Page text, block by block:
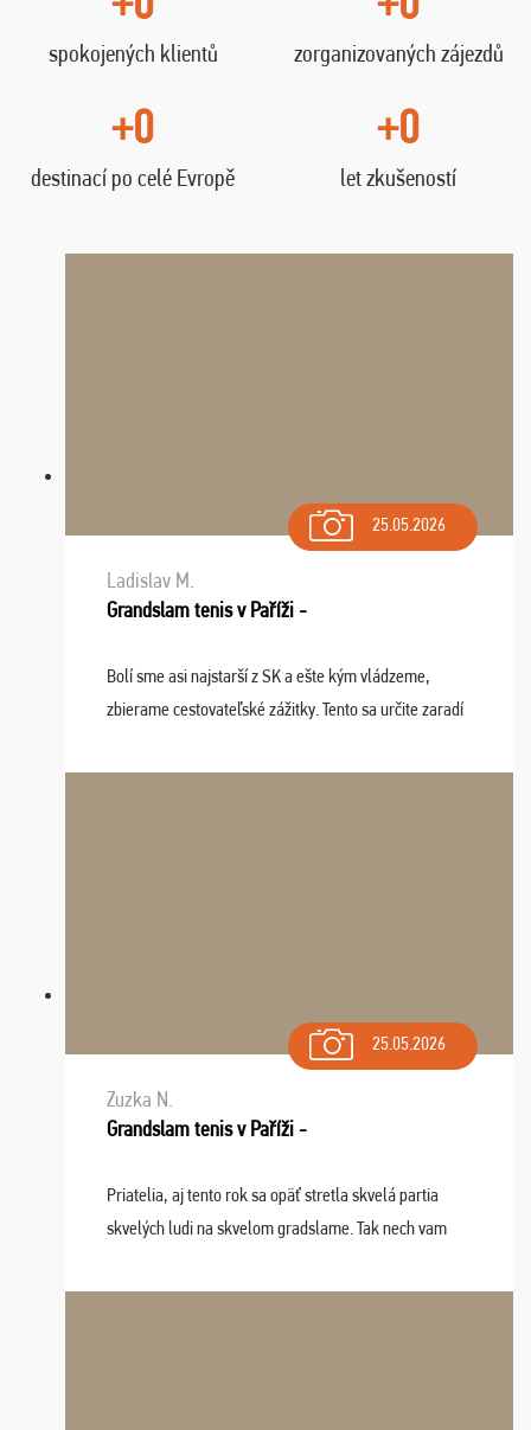
spokojených klientů zorganizovaných zájezdů
+0
destinací po celé Evropě
+0
let zkušeností
25.05.2026
Ladislav M.
Grandslam tenis v Paříži -
Bolí sme asi najstarší z SK a ešte kým vládzeme,
zbierame cestovateľské zážitky. Tento sa určite zaradí
osudu - pohodový šefík Meďo, dobrá parti ...
25.05.2026
Zuzka N.
Grandslam tenis v Paříži -
Priatelia, aj tento rok sa opäť stretla skvelá partia
skvelých ludi na skvelom gradslame. Tak nech vam
sa na budúci rok. Prajem vam este veľa ta ...